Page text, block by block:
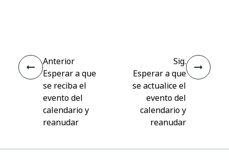
Anterior
Esperar a que
se reciba el
evento del
calendario y
reanudar
Sig.
Esperar a que
se actualice el
evento del
calendario y
reanudar